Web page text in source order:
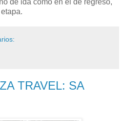
de ida como en el de regreso,
TRAVEL: SA